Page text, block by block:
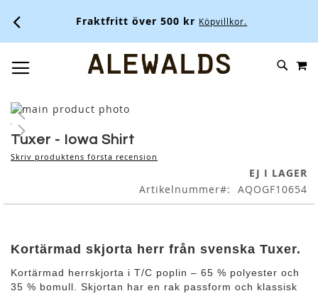
Fraktfritt över 500 kr Köpvillkor.
SKIP
Skip
to
the
end
of
gallery
Skip
to
the
beginning
images
Tuxer - Iowa Shirt
Skriv produktens första recension
EJ I LAGER
Artikelnummer
AQOGF10654
Kortärmad skjorta herr från svenska Tuxer.
Kortärmad herrskjorta i T/C poplin – 65 % polyester och
35 % bomull. Skjortan har en rak passform och klassisk